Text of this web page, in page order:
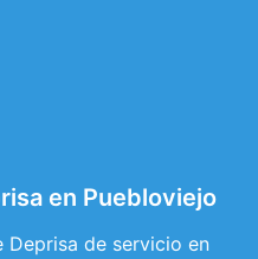
en Puebloviejo
Deprisa de servicio en